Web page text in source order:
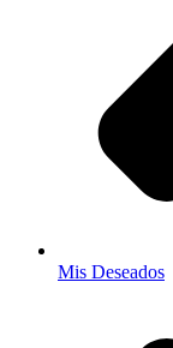
Mis Deseados